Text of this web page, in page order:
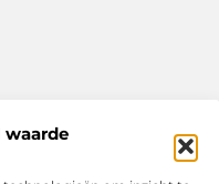
– lees het hier.
en artikelen die je
verhalen tot